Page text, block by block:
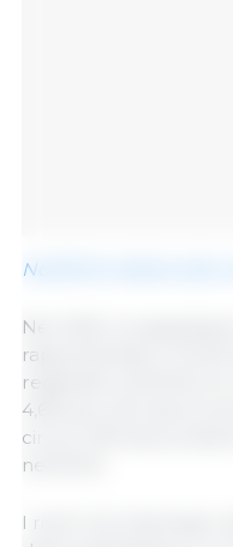
Notifiche relative alla
Nel 2025, le
rappresentato il 10,4%
registrate nell'ACN, di
4,6% per altri tipi di
circa il 13% dei
nell'ACN.
I rischi microbiologici